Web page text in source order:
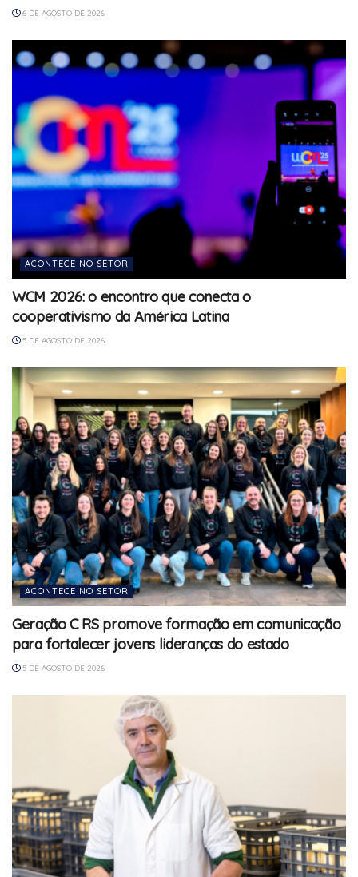
6 DE AGOSTO DE 2026
ACONTECE NO SETOR
WCM 2026: o encontro que conecta o
cooperativismo da América Latina
5 DE AGOSTO DE 2026
ACONTECE NO SETOR
Geração C RS promove formação em comunicação
para fortalecer jovens lideranças do estado
5 DE AGOSTO DE 2026